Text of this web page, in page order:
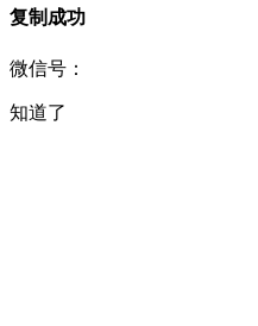
复制成功
微信号：
知道了